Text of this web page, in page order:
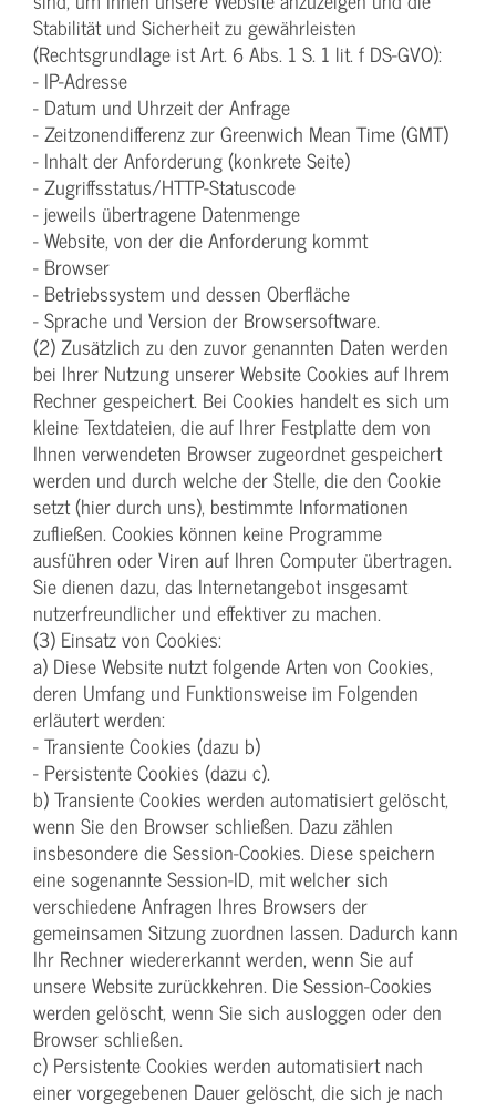
Stabilität und Sicherheit zu gewährleisten
(Rechtsgrundlage ist Art. 6 Abs. 1 S. 1 lit. f DS-GVO):
- IP-Adresse
- Datum und Uhrzeit der Anfrage
- Zeitzonendifferenz zur Greenwich Mean Time (GMT)
- Inhalt der Anforderung (konkrete Seite)
- Zugriffsstatus/HTTP-Statuscode
- jeweils übertragene Datenmenge
- Website, von der die Anforderung kommt
- Browser
- Betriebssystem und dessen Oberfläche
- Sprache und Version der Browsersoftware.
(2) Zusätzlich zu den zuvor genannten Daten werden
bei Ihrer Nutzung unserer Website Cookies auf Ihrem
Rechner gespeichert. Bei Cookies handelt es sich um
kleine Textdateien, die auf Ihrer Festplatte dem von
Ihnen verwendeten Browser zugeordnet gespeichert
werden und durch welche der Stelle, die den Cookie
setzt (hier durch uns), bestimmte Informationen
zufließen. Cookies können keine Programme
ausführen oder Viren auf Ihren Computer übertragen.
Sie dienen dazu, das Internetangebot insgesamt
nutzerfreundlicher und effektiver zu machen.
(3) Einsatz von Cookies:
a) Diese Website nutzt folgende Arten von Cookies,
deren Umfang und Funktionsweise im Folgenden
erläutert werden:
- Transiente Cookies (dazu b)
- Persistente Cookies (dazu c).
b) Transiente Cookies werden automatisiert gelöscht,
wenn Sie den Browser schließen. Dazu zählen
insbesondere die Session-Cookies. Diese speichern
eine sogenannte Session-ID, mit welcher sich
verschiedene Anfragen Ihres Browsers der
gemeinsamen Sitzung zuordnen lassen. Dadurch kann
Ihr Rechner wiedererkannt werden, wenn Sie auf
unsere Website zurückkehren. Die Session-Cookies
werden gelöscht, wenn Sie sich ausloggen oder den
Browser schließen.
c) Persistente Cookies werden automatisiert nach
einer vorgegebenen Dauer gelöscht, die sich je nach